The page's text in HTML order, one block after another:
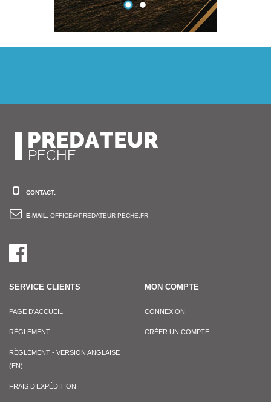
CONTACT:
E-MAIL: OFFICE@PREDATEUR-PECHE.FR
SERVICE CLIENTS
PAGE D'ACCUEIL
RÈGLEMENT
RÈGLEMENT - VERSION ANGLAISE
(EN)
FRAIS D’EXPÉDITION
MON COMPTE
CONNEXION
CRÉER UN COMPTE